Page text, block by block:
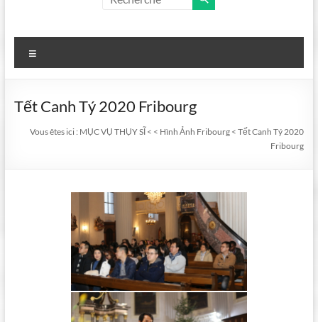
Tết Canh Tý 2020 Fribourg
Vous êtes ici : MỤC VỤ THỤY SĨ < < Hình Ảnh Fribourg <Tết Canh Tý 2020
Fribourg